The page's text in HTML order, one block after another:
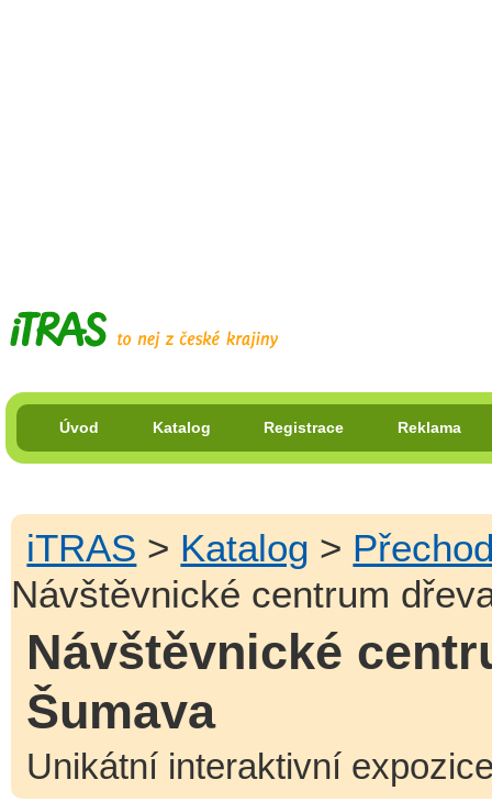
Úvod Katalog Registrace Reklama
iTRAS > Katalog >
Návštěvnické centrum
Návštěvnické
Šumava
Unikátní interaktivní